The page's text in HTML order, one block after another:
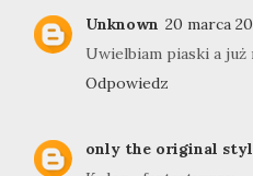
Unknown 20 marca
Uwielbiam piaski a już
Odpowiedz
only the original